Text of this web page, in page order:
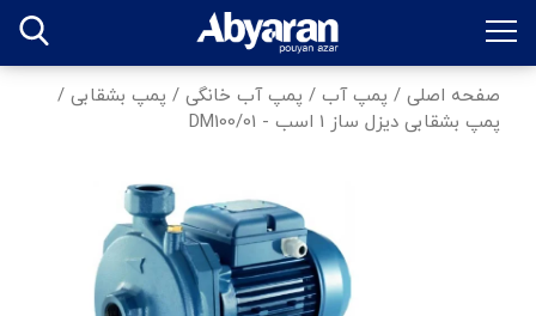
صفحه اصلی / پمپ آب / پمپ آب خانگی / پمپ بشقابی /
پمپ بشقابی دیزل ساز 1 اسب - DM100/01